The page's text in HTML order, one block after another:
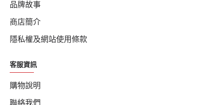
品牌故事
商店簡介
隱私權及網站使用條款
客服資訊
購物說明
聯絡我們